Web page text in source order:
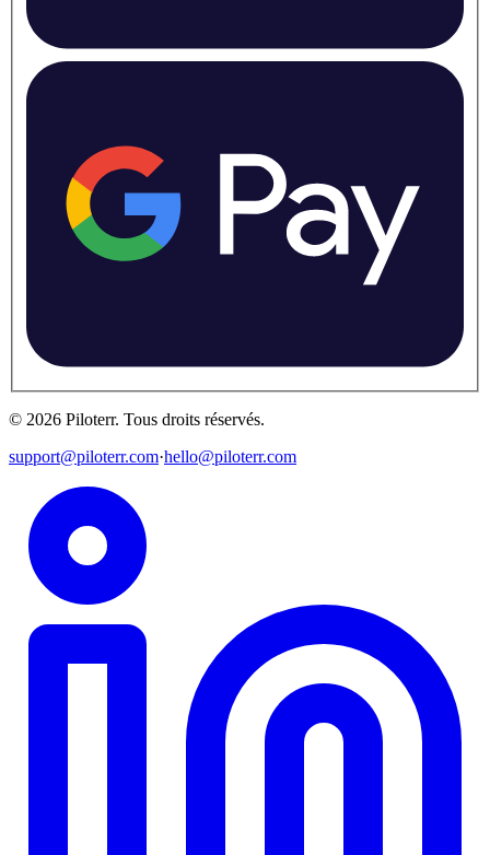
© 2026 Piloterr. Tous droits réservés.
support@piloterr.com·hello@piloterr.com